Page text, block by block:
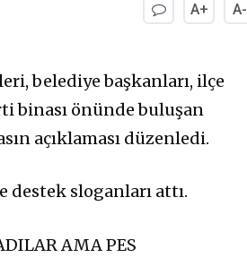
A+ A-
belediye başkanları, ilçe
binası önünde buluşan
açıklaması düzenledi.
destek sloganları attı.
AMA PES